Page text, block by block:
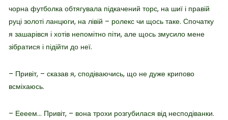
чорна футболка обтягувала підкачений торс, на шиї і правій
руці золоті ланцюги, на лівій – ролекс чи щось таке. Спочатку
я зашарівся і хотів непомітно піти, але щось змусило мене
зібратися і підійти до неї.
– Привіт, – сказав я, сподіваючись, що не дуже крипово
всміхаюсь.
– Еееем… Привіт, – вона трохи розгубилася від несподіванки.